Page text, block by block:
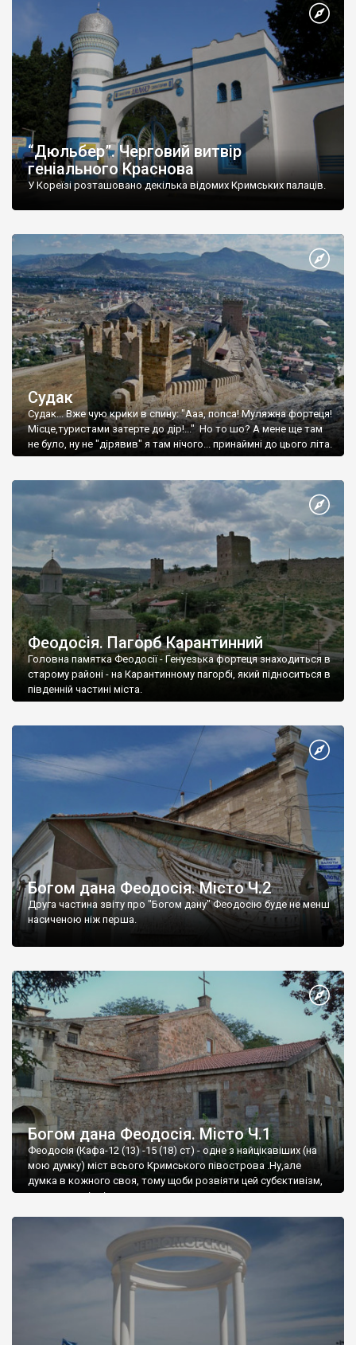
“Дюльбер”. Черговий витвір
геніального Краснова
У Кореїзі розташовано декілька відомих Кримських палаців.
Судак
Судак... Вже чую крики в спину: "Ааа, попса! Муляжна фортеця!
Місце,туристами затерте до дір!..." Но то шо? А мене ще там
не було, ну не "дірявив" я там нічого... принаймні до цього літа.
Феодосія. Пагорб Карантинний
Головна памятка Феодосії - Генуезька фортеця знаходиться в
старому районі - на Карантинному пагорбі, який підноситься в
південній частині міста.
Богом дана Феодосія. Місто Ч.2
Друга частина звіту про "Богом дану" Феодосію буде не менш
насиченою ніж перша.
Богом дана Феодосія. Місто Ч.1
Феодосія (Кафа-12 (13) -15 (18) ст) - одне з найцікавіших (на
мою думку) міст всього Кримського півострова .Ну,але
думка в кожного своя, тому щоби розвіяти цей субєктивізм,
запрошую відвідати це